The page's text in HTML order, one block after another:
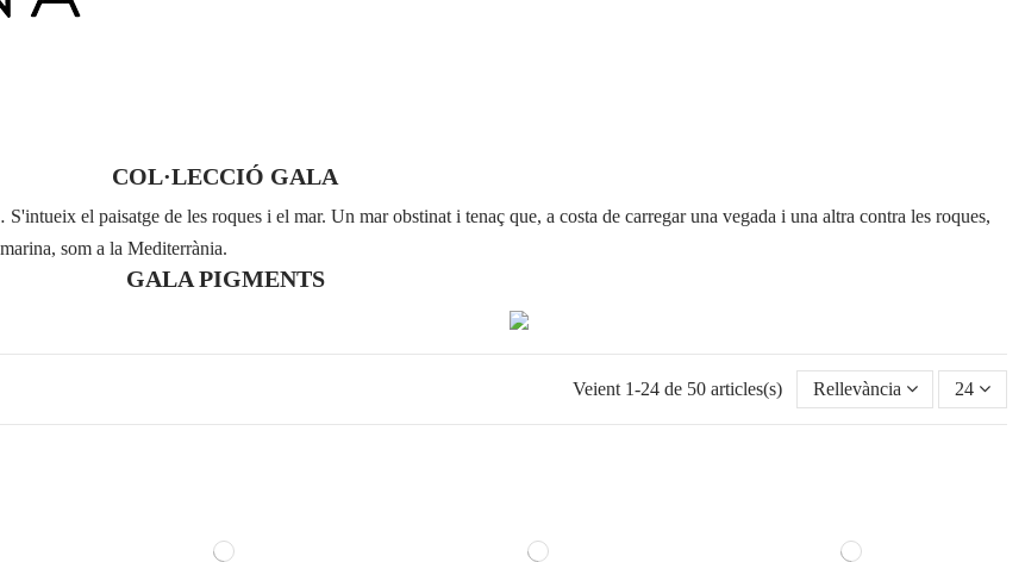
COL·LECCIÓ GALA
el paisatge de les roques i el mar. Un mar obstinat i tenaç que, a costa de carregar una vegada i una altra contra les roques,
som a la Mediterrània.
GALA PIGMENTS
Veient 1-24 de 50 articles(s) Rellevància 24